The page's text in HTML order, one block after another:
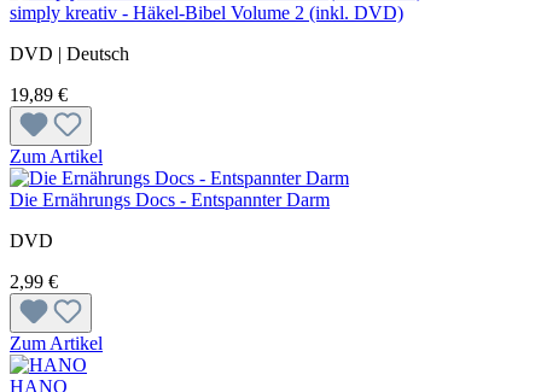
simply kreativ - Häkel-Bibel Volume 2 (inkl. DVD)
DVD | Deutsch
19,89 €
Zum Artikel
Die Ernährungs Docs - Entspannter Darm
DVD
2,99 €
Zum Artikel
HANO